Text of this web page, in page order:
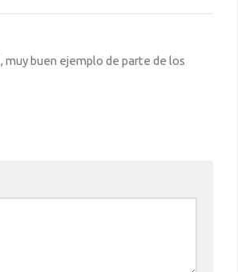
muy buen ejemplo de parte de los